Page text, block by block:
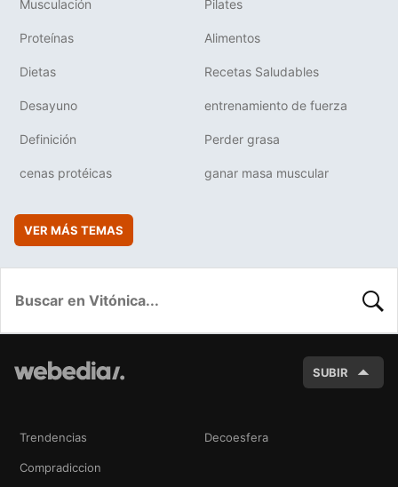
Musculación Pilates
Proteínas Alimentos
Dietas Recetas Saludables
Desayuno entrenamiento de fuerza
Definición Perder grasa
cenas protéicas ganar masa muscular
VER MÁS TEMAS
SUBIR
Trendencias Decoesfera
Compradiccion